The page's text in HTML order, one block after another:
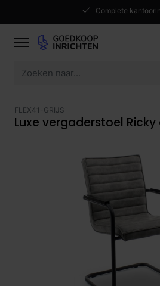
Complete
FLEX41-GRIJS
Luxe vergaderstoel